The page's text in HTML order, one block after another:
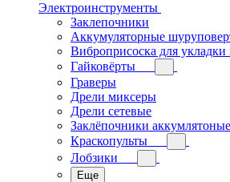
Электроинструменты
Заклепочники
Аккумуляторные
Виброприсоска для
Гайковёрты
Граверы
Дрели миксеры
Дрели сетевые
Заклёпочники аккумлятоные
Краскопульты
Лобзики
Еще